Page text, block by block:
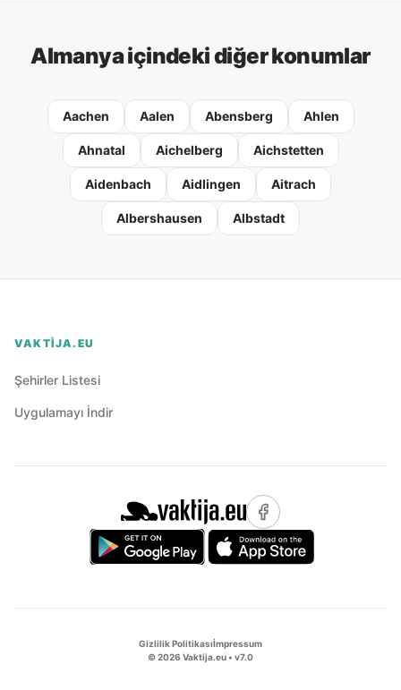
Almanya içindeki diğer konumlar
Aachen Aalen Abensberg Ahlen
Ahnatal Aichelberg Aichstetten
Aidenbach Aidlingen Aitrach
Albershausen Albstadt
VAKTIJA.EU
Şehirler Listesi
Uygulamayı İndir
Gizlilik Politikasıİmpressum
©2026 Vaktija.eu • v7.0